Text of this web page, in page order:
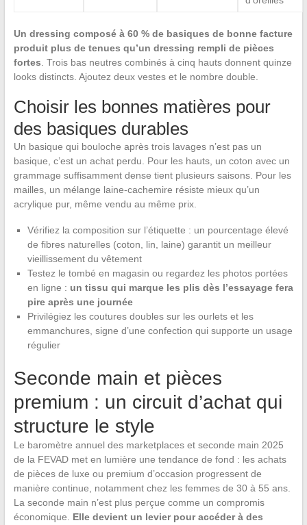
Un dressing composé à 60 % de basiques de bonne facture
produit plus de tenues qu’un dressing rempli de pièces
fortes . Trois bas neutres combinés à cinq hauts donnent quinze
looks distincts. Ajoutez deux vestes et le nombre double.
Choisir les bonnes matières pour
des basiques durables
Un basique qui bouloche après trois lavages n’est pas un
basique, c’est un achat perdu. Pour les hauts, un coton avec un
grammage suffisamment dense tient plusieurs saisons. Pour les
mailles, un mélange laine-cachemire résiste mieux qu’un
acrylique pur, même vendu au même prix.
Vérifiez la composition sur l’étiquette : un pourcentage élevé
de fibres naturelles (coton, lin, laine) garantit un meilleur
vieillissement du vêtement
Testez le tombé en magasin ou regardez les photos portées
en ligne : un tissu qui marque les plis dès l’essayage fera
pire après une journée
Privilégiez les coutures doubles sur les ourlets et les
emmanchures, signe d’une confection qui supporte un usage
régulier
Seconde main et pièces
premium : un circuit d’achat qui
structure le style
Le baromètre annuel des marketplaces et seconde main 2025
de la FEVAD met en lumière une tendance de fond : les achats
de pièces de luxe ou premium d’occasion progressent de
manière continue, notamment chez les femmes de 30 à 55 ans.
La seconde main n’est plus perçue comme un compromis
économique. Elle devient un levier pour accéder à des